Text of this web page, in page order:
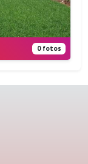
0 fotos